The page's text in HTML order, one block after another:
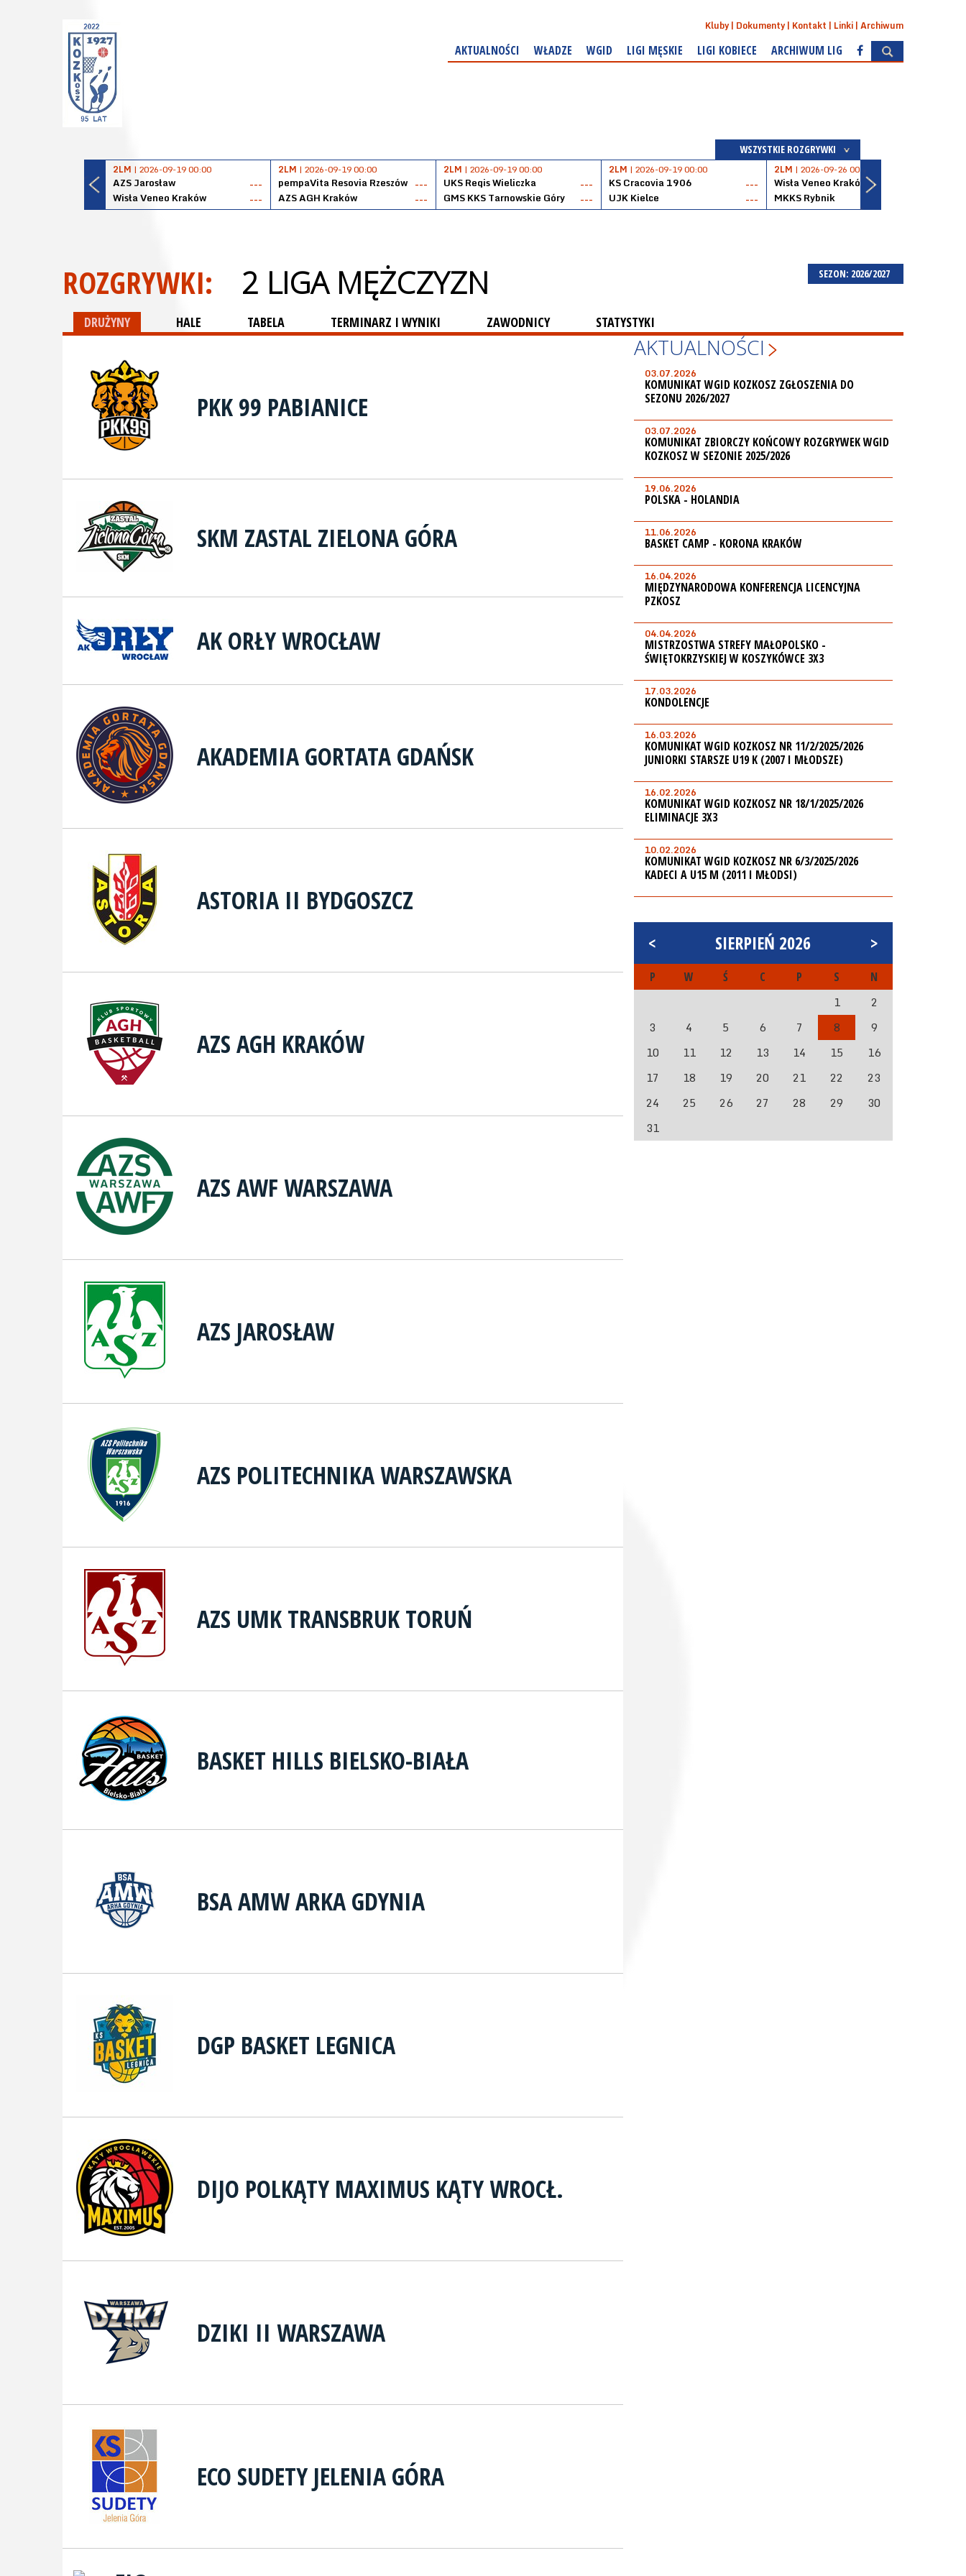
Kluby Dokumenty Kontakt Linki Archiwum
AKTUALNOŚCI WŁADZE WGID LIGI MĘSKIE LIGI KOBIECE ARCHIWUM LIG
WSZYSTKIE ROZGRYWKI
2LM | 2026-09-19 00:00
AZS Jarosław
---
Wisła Veneo Kraków
---
2LM | 2026-09-19 00:00
pempaVita Resovia Rzeszów ---
AZS AGH Kraków
---
2LM | 2026-09-19 00:00
UKS Regis Wieliczka
---
GMS KKS Tarnowskie Góry
---
2LM | 2026-09-19 00:00
KS Cracovia 1906
---
UJK Kielce
---
2LM | 2026-09-26 00:00
Wisła Veneo Kraków
MKKS Rybnik
SEZON: 2026/2027
ROZGRYWKI: 2 LIGA MĘŻCZYZN
DRUŻYNY HALE TABELA TERMINARZ I WYNIKI ZAWODNICY STATYSTYKI
PKK 99 PABIANICE
SKM ZASTAL ZIELONA GÓRA
AK ORŁY WROCŁAW
AKADEMIA GORTATA GDAŃSK
ASTORIA II BYDGOSZCZ
AZS AGH KRAKÓW
AZS AWF WARSZAWA
AZS JAROSŁAW
AZS POLITECHNIKA WARSZAWSKA
AZS UMK TRANSBRUK TORUŃ
BASKET HILLS BIELSKO-BIAŁA
BSA AMW ARKA GDYNIA
DGP BASKET LEGNICA
DIJO POLKĄTY MAXIMUS KĄTY WROCŁ.
DZIKI II WARSZAWA
ECO SUDETY JELENIA GÓRA
AKTUALNOŚCI
03.07.2026
KOMUNIKAT WGID KOZKOSZ ZGŁOSZENIA DO
SEZONU 2026/2027
03.07.2026
KOMUNIKAT ZBIORCZY KOŃCOWY ROZGRYWEK WGID
KOZKOSZ W SEZONIE 2025/2026
19.06.2026
POLSKA - HOLANDIA
11.06.2026
BASKET CAMP - KORONA KRAKÓW
16.04.2026
MIĘDZYNARODOWA KONFERENCJA LICENCYJNA
PZKOSZ
04.04.2026
MISTRZOSTWA STREFY MAŁOPOLSKO -
ŚWIĘTOKRZYSKIEJ W KOSZYKÓWCE 3X3
17.03.2026
KONDOLENCJE
16.03.2026
KOMUNIKAT WGID KOZKOSZ NR 11/2/2025/2026
JUNIORKI STARSZE U19 K (2007 I MŁODSZE)
16.02.2026
KOMUNIKAT WGID KOZKOSZ NR 18/1/2025/2026
ELIMINACJE 3X3
10.02.2026
KOMUNIKAT WGID KOZKOSZ NR 6/3/2025/2026
KADECI A U15 M (2011 I MŁODSI)
< SIERPIEŃ 2026 >
P W Ś C P S N
1
2
3
4 5 6 7 8
9
10
11 12 13 14 15
16
17
18 19 20 21 22
23
24
25 26 27 28 29
30
31